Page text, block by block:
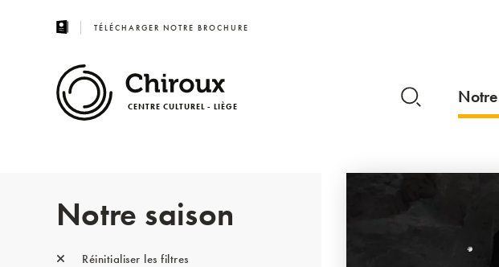
TÉLÉCHARGER NOTRE BROCHURE
CENTRE CULTUREL - LIÈGE
Notre saison
Réinitialiser les filtres